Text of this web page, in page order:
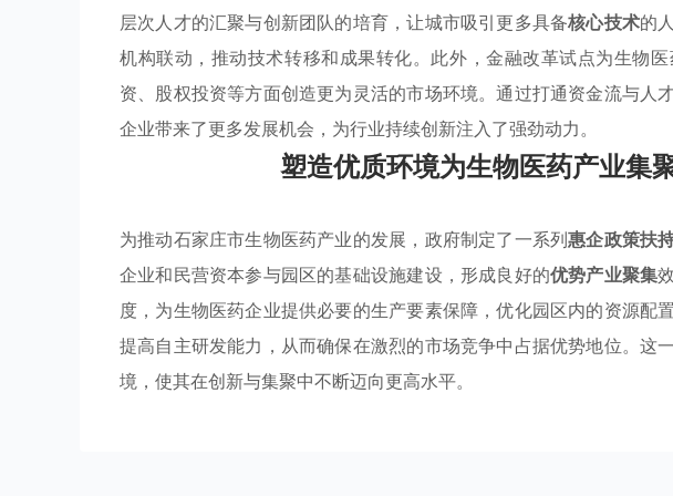
层次人才的汇聚与创新团队的培育，让城市吸引更多具备核心技术的
机构联动，推动技术转移和成果转化。此外，金融改革试点为生物
资、股权投资等方面创造更为灵活的市场环境。通过打通资金流与人
企业带来了更多发展机会，为行业持续创新注入了强劲动力。
塑造优质环境为生物医药产业集
为推动石家庄市生物医药产业的发展，政府制定了一系列惠企政策扶
企业和民营资本参与园区的基础设施建设，形成良好的优势产业聚集
度，为生物医药企业提供必要的生产要素保障，优化园区内的资源配
提高自主研发能力，从而确保在激烈的市场竞争中占据优势地位。这
境，使其在创新与集聚中不断迈向更高水平。